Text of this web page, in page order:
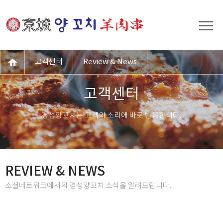
고객센터
경성양꼬치는 고객의 소리에 바로 반응합니다.
REVIEW & NEWS
소셜네트워크에서의 경성양꼬치 소식을 알려드립니다.
고객센터 Review & News